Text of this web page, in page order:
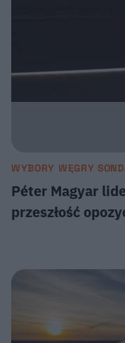
WYBORY WĘGRY
Péter Magyar
przeszłość